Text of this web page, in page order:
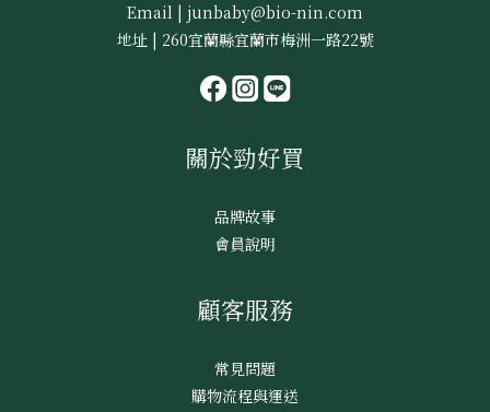
Email | junbaby@bio-nin.com
地址 | 260宜蘭縣宜蘭市梅洲一路22號
關於勁好買
品牌故事
會員說明
顧客服務
常見問題
購物流程與運送